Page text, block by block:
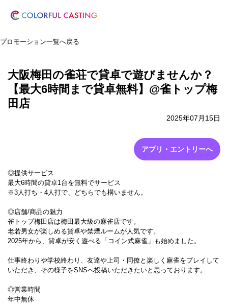
プロモーション一覧へ戻る
大阪梅田の雀荘で貸卓で遊びませんか？
【最大6時間まで貸卓無料】@雀トップ梅
田店
2025年07月15日
アプリ・エントリーへ
◎提供サービス
最大6時間の貸卓1台を無料でサービス
※3人打ち・4人打で、どちらでも構いません。
◎店舗/商品の魅力
雀トップ梅田店は梅田最大級の麻雀店です。
老若男女が楽しめる貸卓や禁煙ルームが人気です。
2025年から、貸卓が安く遊べる「コイン式麻雀」も始めました。
仕事終わりや学校終わり、友達や上司・同僚と楽しく麻雀をプレイして
いただき、その様子をSNSへ投稿いただきたいと思っております。
◎営業時間
年中無休